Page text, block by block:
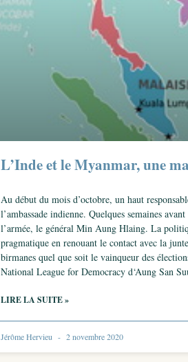
L’Inde et le Myanmar, une
Au début du mois d’octobre, un haut
l’ambassade indienne. Quelques semaines
l’armée, le général Min Aung Hlaing. La
pragmatique en renouant le contact avec la
birmanes quel que soit le vainqueur des
National League for Democracy d‘Aung San
LIRE LA SUITE »
Jérôme Hervieu 2 novembre 2020